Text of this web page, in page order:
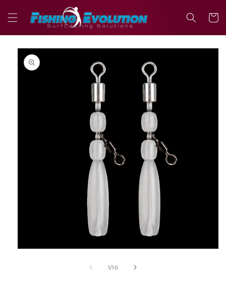
direttamente
ai contenuti
Passa alle
informazioni
sul prodotto
1/su
10